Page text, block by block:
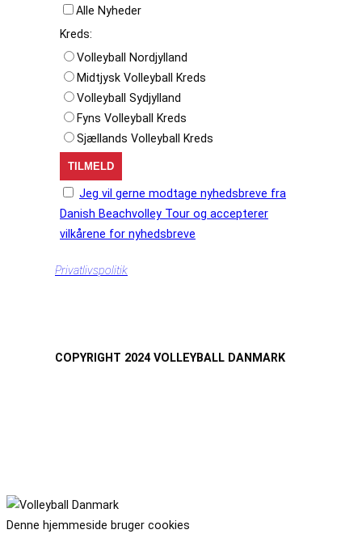
Alle Nyheder
Kreds:
Volleyball Nordjylland
Midtjysk Volleyball Kreds
Volleyball Sydjylland
Fyns Volleyball Kreds
Sjællands Volleyball Kreds
Jeg vil gerne modtage nyhedsbreve fra
Danish Beachvolley Tour og accepterer
vilkårene for nyhedsbreve
Privatlivspolitik
COPYRIGHT 2024 VOLLEYBALL DANMARK
Denne hjemmeside bruger cookies